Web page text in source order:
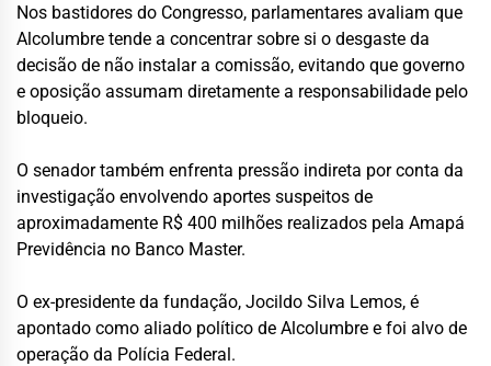
Nos bastidores do Congresso, parlamentares avaliam que
Alcolumbre tende a concentrar sobre si o desgaste da
decisão de não instalar a comissão, evitando que governo
e oposição assumam diretamente a responsabilidade pelo
bloqueio.
O senador também enfrenta pressão indireta por conta da
investigação envolvendo aportes suspeitos de
aproximadamente R$ 400 milhões realizados pela Amapá
Previdência no Banco Master.
O ex-presidente da fundação, Jocildo Silva Lemos, é
apontado como aliado político de Alcolumbre e foi alvo de
operação da Polícia Federal.